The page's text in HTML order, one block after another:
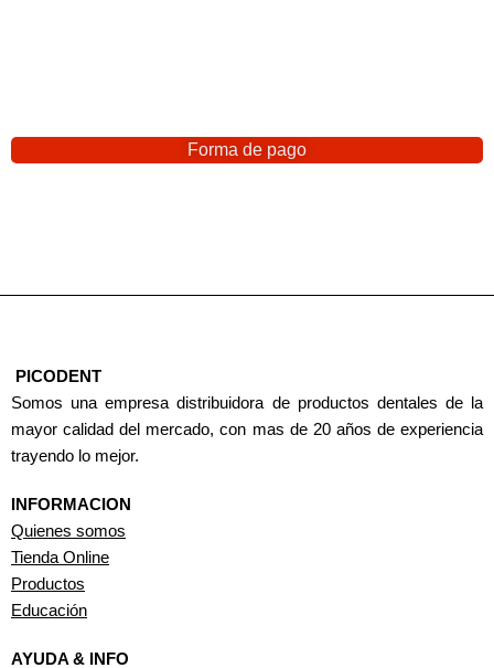
Forma de pago
PICODENT
Somos una empresa distribuidora de productos dentales de la
mayor calidad del mercado, con mas de 20 años de experiencia
trayendo lo mejor.
INFORMACION
Quienes somos
Tienda Online
Productos
Educación
AYUDA & INFO